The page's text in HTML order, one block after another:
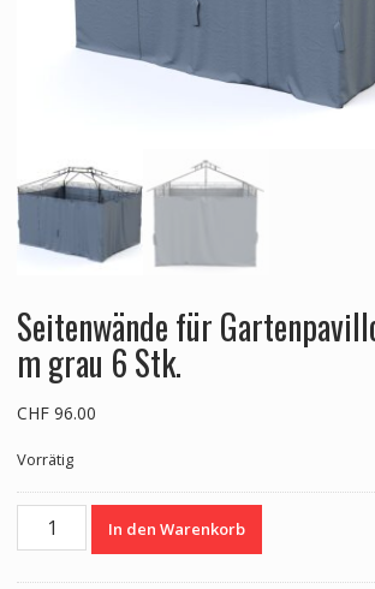
Seitenwände für
m grau 6 Stk.
CHF96.00
Vorrätig
Seitenwände
In den Warenkorb